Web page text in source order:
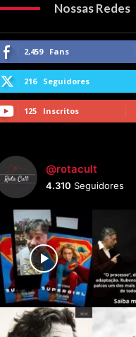
Nossas Redes
2,459 Fans
216 Seguidores
125 Inscritos
@rotacult
4.310 Seguidores